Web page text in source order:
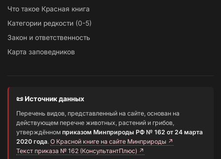
Что такое Красная книга
Категории редкости (0-5)
Закон и ответственность
Карта заповедников
📜 Источник данных
Перечень видов, представленный на сайте, основан на
действующем перечне животных, растений и грибов,
утверждённом приказом Минприроды РФ № 162 от 24 марта
2020 года. О Красной книге на сайте Минприроды ↗
Текст приказа № 162 (КонсультантПлюс) ↗